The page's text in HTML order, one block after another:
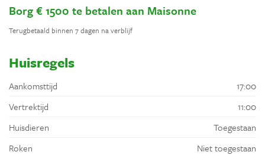
Borg € 1500 te betalen aan Maisonne
Terugbetaald binnen 7 dagen na verblijf
Huisregels
Aankomsttijd
17:00
Vertrektijd
11:00
Huisdieren
Toegestaan
Roken
Niet toegestaan